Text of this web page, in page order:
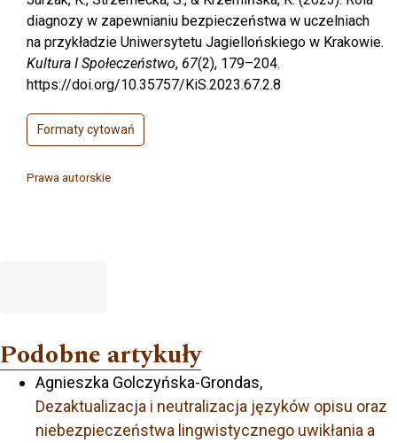
diagnozy w zapewnianiu bezpieczeństwa w uczelniach
na przykładzie Uniwersytetu Jagiellońskiego w Krakowie.
Kultura I Społeczeństwo, 67(2), 179–204.
https://doi.org/10.35757/KiS.2023.67.2.8
Formaty cytowań
Prawa autorskie
Podobne artykuły
Agnieszka Golczyńska-Grondas,
Dezaktualizacja i neutralizacja języków opisu oraz
niebezpieczeństwa lingwistycznego uwikłania a